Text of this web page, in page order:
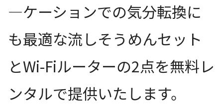
―ケーションでの気分転換に
も最適な流しそうめんセット
とWi-Fiルーターの2点を無料レ
ンタルで提供いたします。